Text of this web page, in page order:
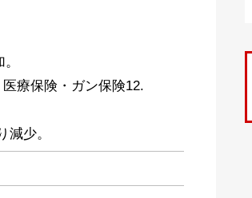
療保険・ガン保険12.
少。